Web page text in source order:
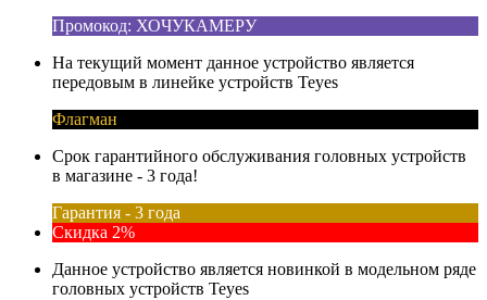
Промокод: ХОЧУКАМЕРУ
На текущий момент данное устройство является
передовым в линейке устройств Teyes
Флагман
Срок гарантийного обслуживания головных устройств
в магазине - 3 года!
Гарантия - 3 года
Скидка 2%
Данное устройство является новинкой в модельном ряде
головных устройств Teyes